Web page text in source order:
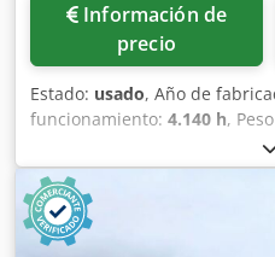
Información de
precio
Estado: usado, Año de
funcionamiento: 4.140 h,
Dimensiones (lxanxal): 622 x
Burgo de Ebro (Zaragoza)
de hombre sentado marca
trata de una apisonadora de
16 toneladas. Este versátil